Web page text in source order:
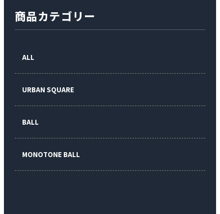
商品カテゴリー
ALL
URBAN SQUARE
BALL
MONOTONE BALL